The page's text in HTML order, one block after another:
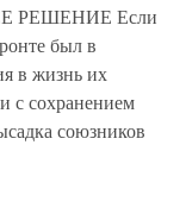
РЕШЕНИЕ Если
был в
в жизнь их
с сохранением
союзников